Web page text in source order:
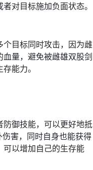
对目标施加负面状态。
目标同时攻击，因为雌
量，避免被雌雄双股剑
能力。
御技能，可以更好地抵
害，同时自身也能获得
以增加自己的生存能